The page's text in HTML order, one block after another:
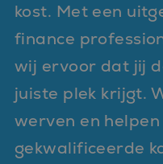
kost. Met een
finance
wij ervoor dat jij
juiste plek krijgt.
werven en
gekwalificeerde